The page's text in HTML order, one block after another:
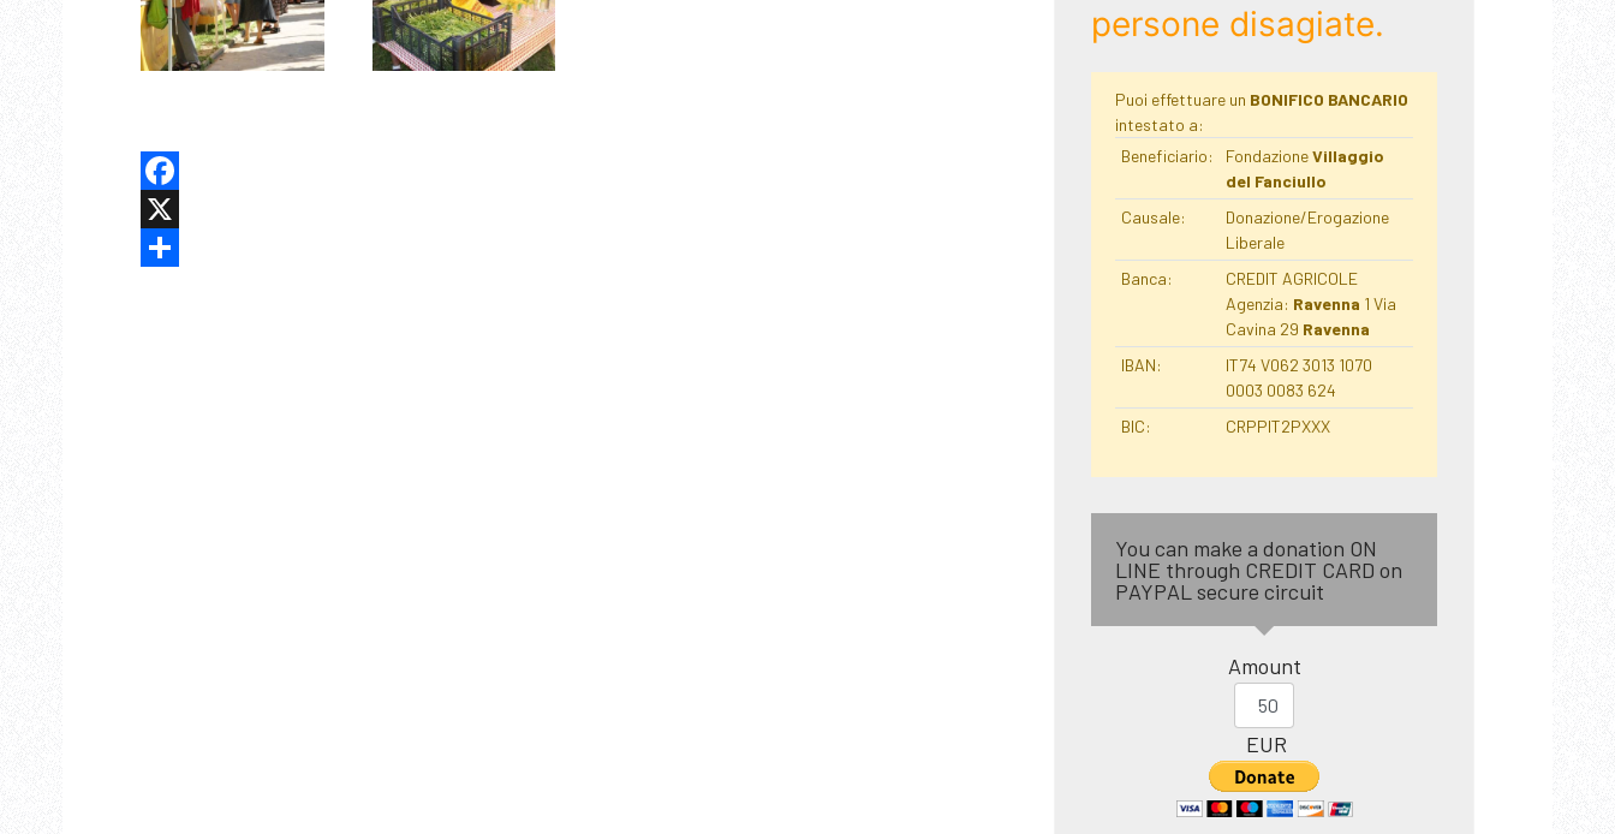
Facebook
X
persone disagiate.
Puoi effettuare un BONIFICO BANCARIO
intestato a:
Beneficiario:
FondazioneVillaggio
del Fanciullo
Causale:
Donazione/Erogazione
Liberale
Banca:
CREDIT AGRICOLE
Agenzia: Ravenna 1 Via
Cavina 29 Ravenna
IBAN:
IT74 V062 3013 1070
0003 0083 624
BIC:
CRPPIT2PXXX
You can make a donation ON
LINE through CREDIT CARD on
PAYPAL secure circuit
Amount
EUR